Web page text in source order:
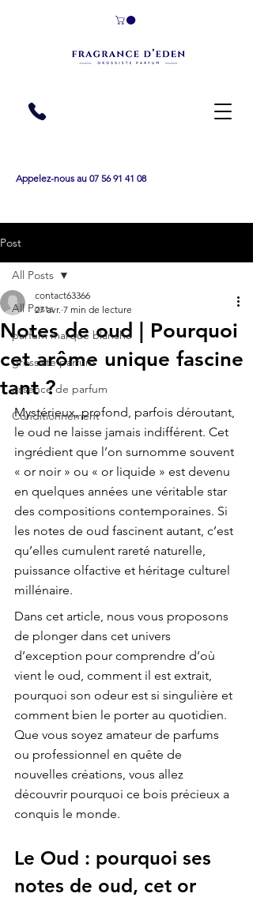
Appelez-nous au 07 56 91 41 08
Post
All Posts
parfum marque blanche
grossiste parfum
essence de parfum
Conditionnement
All Posts
Notes de oud | Pourquoi
cet arôme unique fascine
tant ?
contact63366
27 avr. 7 min de lecture
Mystérieux, profond, parfois déroutant,
le oud ne laisse jamais indifférent. Cet
ingrédient que l’on surnomme souvent
« or noir » ou « or liquide » est devenu
en quelques années une véritable star
des compositions contemporaines. Si
les notes de oud fascinent autant, c’est
qu’elles cumulent rareté naturelle,
puissance olfactive et héritage culturel
millénaire.
Dans cet article, nous vous proposons
de plonger dans cet univers
d’exception pour comprendre d’où
vient le oud, comment il est extrait,
pourquoi son odeur est si singulière et
comment bien le porter au quotidien.
Que vous soyez amateur de parfums
ou professionnel en quête de
nouvelles créations, vous allez
découvrir pourquoi ce bois précieux a
conquis le monde.
Le Oud : pourquoi ses
notes de oud, cet or